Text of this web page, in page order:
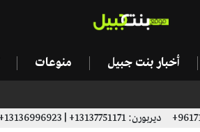
أخبار بنت جبيل منوعات